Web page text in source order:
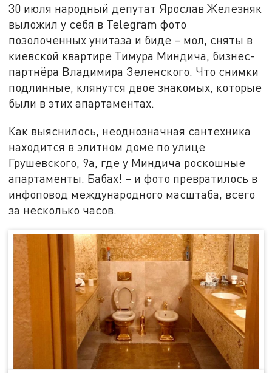
30 июля народный депутат Ярослав Железняк
выложил у себя в Telegram фото
позолоченных унитаза и биде – мол, сняты в
киевской квартире Тимура Миндича, бизнес-
партнёра Владимира Зеленского. Что снимки
подлинные, клянутся двое знакомых, которые
были в этих апартаментах.
Как выяснилось, неоднозначная сантехника
находится в элитном доме по улице
Грушевского, 9а, где у Миндича роскошные
апартаменты. Бабах! – и фото превратилось в
инфоповод международного масштаба, всего
за несколько часов.